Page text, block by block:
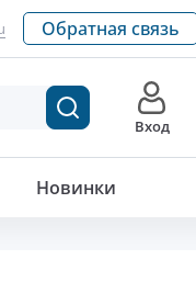
Обратная связь
Вход
Новинки
4